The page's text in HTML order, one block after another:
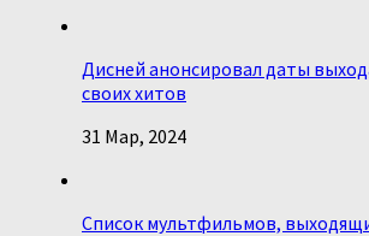
Дисней анонсировал даты
своих хитов
31 Мар, 2024
Список мультфильмов,